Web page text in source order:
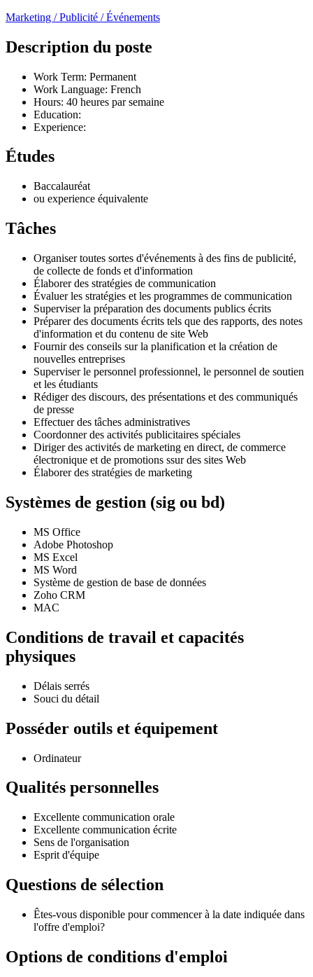
Marketing / Publicité / Événements
Description du poste
Work Term: Permanent
Work Language: French
Hours: 40 heures par semaine
Education:
Experience:
Études
Baccalauréat
ou experience équivalente
Tâches
Organiser toutes sortes d'événements à des fins de publicité,
de collecte de fonds et d'information
Élaborer des stratégies de communication
Évaluer les stratégies et les programmes de communication
Superviser la préparation des documents publics écrits
Préparer des documents écrits tels que des rapports, des notes
d'information et du contenu de site Web
Fournir des conseils sur la planification et la création de
nouvelles entreprises
Superviser le personnel professionnel, le personnel de soutien
et les étudiants
Rédiger des discours, des présentations et des communiqués
de presse
Effectuer des tâches administratives
Coordonner des activités publicitaires spéciales
Diriger des activités de marketing en direct, de commerce
électronique et de promotions ssur des sites Web
Élaborer des stratégies de marketing
Systèmes de gestion (sig ou bd)
MS Office
Adobe Photoshop
MS Excel
MS Word
Système de gestion de base de données
Zoho CRM
MAC
Conditions de travail et capacités
physiques
Délais serrés
Souci du détail
Posséder outils et équipement
Ordinateur
Qualités personnelles
Excellente communication orale
Excellente communication écrite
Sens de l'organisation
Esprit d'équipe
Questions de sélection
Êtes-vous disponible pour commencer à la date indiquée dans
l'offre d'emploi?
Options de conditions d'emploi